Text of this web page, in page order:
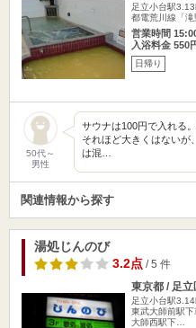
足立小台駅
都電荒川線「
営業時間
入浴料金 550
日帰り
50代～
男性
サウナは100円で入れる
それほど大きくはないが
は混…
関連情報から探す
湯処じんのび
3.2点/ 5 件
東京都 / 足立
足立小台駅
東武大師前駅
大師西駅下…